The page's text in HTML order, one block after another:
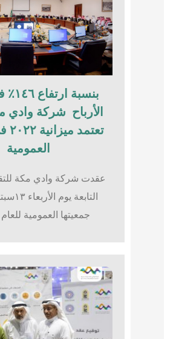
الأرباح شركة وادي
العمومية
عقدت شركة وادي مكة
جمعيتها العمومية